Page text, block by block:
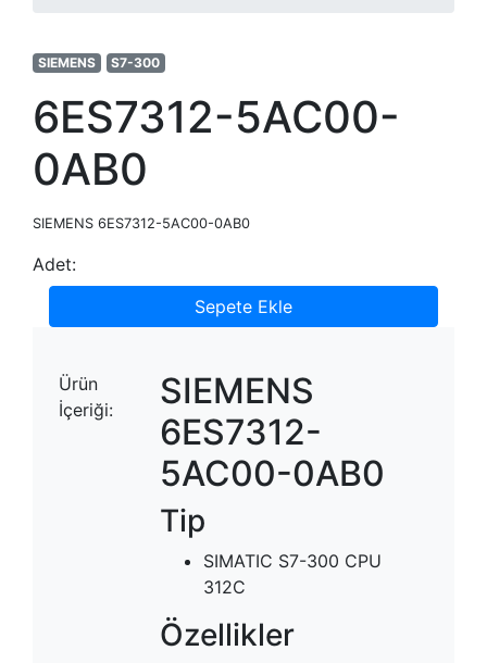
SIEMENS S7-300
6ES7312-5AC00-
0AB0
SIEMENS 6ES7312-5AC00-0AB0
Adet:
Sepete Ekle
Ürün
İçeriği:
SIEMENS
6ES7312-
5AC00-0AB0
Tip
SIMATIC S7-300 CPU
312C
Özellikler